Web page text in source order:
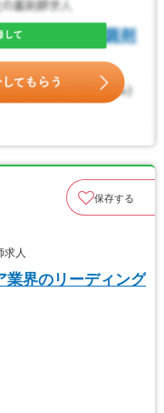
保存する
人
業界のリーディング